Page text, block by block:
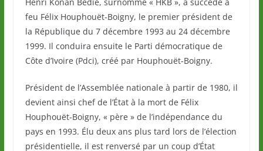
feu Félix Houphouët-Boigny, le premier président de
la République du 7 décembre 1993 au 24 décembre
1999. Il conduira ensuite le Parti démocratique de
Côte d’Ivoire (Pdci), créé par Houphouët-Boigny.
Président de l’Assemblée nationale à partir de 1980, il
devient ainsi chef de l’État à la mort de Félix
Houphouët-Boigny, « père » de l’indépendance du
pays en 1993. Élu deux ans plus tard lors de l’élection
présidentielle, il est renversé par un coup d’État